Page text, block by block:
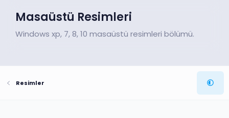
Masaüstü Resimleri
Windows xp, 7, 8, 10 masaüstü resimleri bölümü.
Resimler